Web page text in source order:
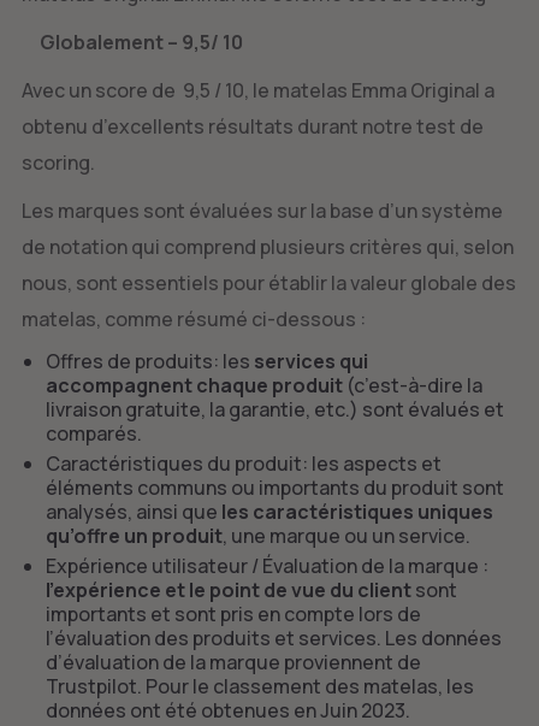
Globalement – 9,5/ 10
Avec un score de 9,5 / 10, le matelas Emma Original a
obtenu d’excellents résultats durant notre test de
scoring.
Les marques sont évaluées sur la base d’un système
de notation qui comprend plusieurs critères qui, selon
nous, sont essentiels pour établir la valeur globale des
matelas, comme résumé ci-dessous :
Offres de produits: les services qui
accompagnent chaque produit(c’est-à-dire la
livraison gratuite, la garantie, etc.) sont évalués et
comparés.
Caractéristiques du produit: les aspects et
éléments communs ou importants du produit sont
analysés, ainsi que les caractéristiques uniques
qu’offre un produit, une marque ou un service.
Expérience utilisateur / Évaluation de la marque :
l’expérience et le point de vue du clientsont
importants et sont pris en compte lors de
l’évaluation des produits et services. Les données
d’évaluation de la marque proviennent de
Trustpilot. Pour le classement des matelas, les
données ont été obtenues en Juin 2023.